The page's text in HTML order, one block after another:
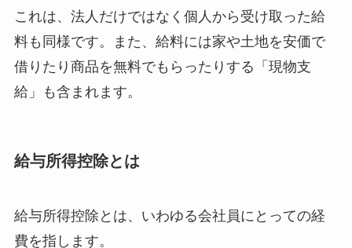
これは、法人だけではなく個人から受け取った給
料も同様です。また、給料には家や土地を安価で
借りたり商品を無料でもらったりする「現物支
給」も含まれます。
給与所得控除とは
給与所得控除とは、いわゆる会社員にとっての経
費を指します。